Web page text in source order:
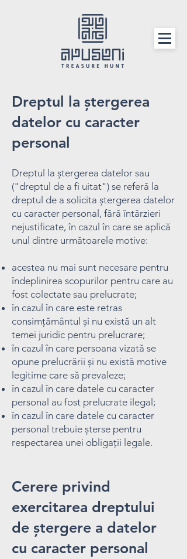
Dreptul la ștergerea
datelor cu caracter
personal
Dreptul la ștergerea datelor sau
("dreptul de a fi uitat") se referă la
dreptul de a solicita ștergerea datelor
cu caracter personal, fără întârzieri
nejustificate, în cazul în care se aplică
unul dintre următoarele motive:
acestea nu mai sunt necesare pentru
îndeplinirea scopurilor pentru care au
fost colectate sau prelucrate;
în cazul în care este retras
consimțământul și nu există un alt
temei juridic pentru prelucrare;
în cazul în care persoana vizată se
opune prelucrării și nu există motive
legitime care să prevaleze;
în cazul în care datele cu caracter
personal au fost prelucrate ilegal;
în cazul în care datele cu caracter
personal trebuie șterse pentru
respectarea unei obligații legale.
Cerere privind
exercitarea dreptului
de ștergere a datelor
cu caracter personal